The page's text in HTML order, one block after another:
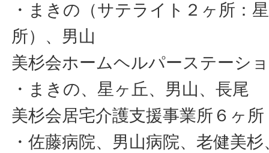
・まきの（サテライト２ヶ所：
所）、男山
美杉会ホームヘルパーステーシ
・まきの、星ヶ丘、男山、長尾
美杉会居宅介護支援事業所６ヶ所
・佐藤病院、男山病院、老健美